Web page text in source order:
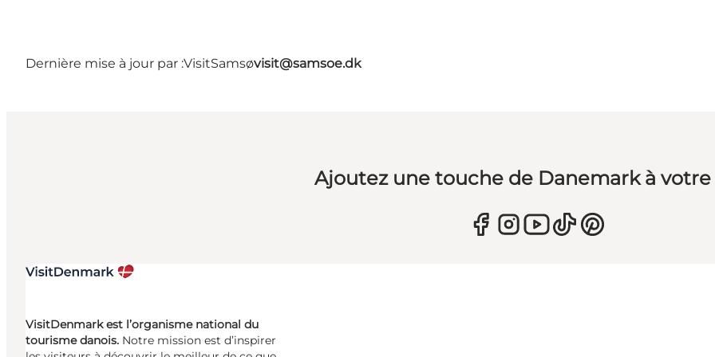
Dernière mise à jour par :VisitSamsøvisit@samsoe.dk
Ajoutez une touche de Danemark à
VisitDenmark est l’organisme national du
tourisme danois. Notre mission est d’inspirer